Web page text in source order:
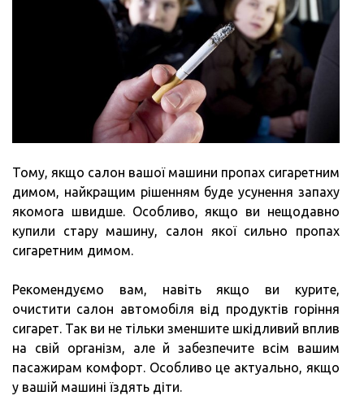
Тому, якщо салон вашої машини пропах сигаретним
димом, найкращим рішенням буде усунення запаху
якомога швидше. Особливо, якщо ви нещодавно
купили стару машину, салон якої сильно пропах
сигаретним димом.
Рекомендуємо вам, навіть якщо ви курите,
очистити салон автомобіля від продуктів горіння
сигарет. Так ви не тільки зменшите шкідливий вплив
на свій організм, але й забезпечите всім вашим
пасажирам комфорт. Особливо це актуально, якщо
у вашій машині їздять діти.